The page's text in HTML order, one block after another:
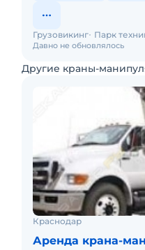
Давно не обновлялось
Грузовикинг Парк
Другие краны-
Краснодар
Аренда крана-